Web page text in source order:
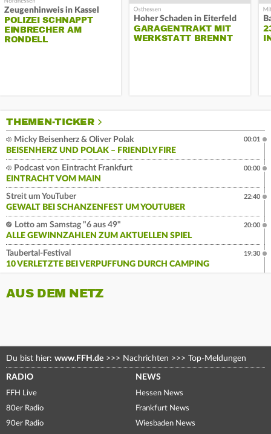
Zeugenhinweis in Kassel
POLIZEI SCHNAPPT
EINBRECHER AM
RONDELL
Hoher Schaden in Eiterfeld
GARAGENTRAKT MIT
WERKSTATT BRENNT
THEMEN-TICKER
Micky Beisenherz & Oliver Polak
BEISENHERZ UND POLAK – FRIENDLY FIRE
00:01
Podcast von Eintracht Frankfurt
EINTRACHT VOM MAIN
00:00
Streit um YouTuber
GEWALT BEI SCHANZENFEST UM YOUTUBER
22:40
Lotto am Samstag "6 aus 49"
ALLE GEWINNZAHLEN ZUM AKTUELLEN SPIEL
20:00
Taubertal-Festival
10 VERLETZTE BEI VERPUFFUNG DURCH CAMPING
19:30
AUS DEM NETZ
Du bist hier: www.FFH.de >>> Nachrichten >>> Top-Meldungen
RADIO
FFH Live
80er Radio
90er Radio
NEWS
Hessen News
Frankfurt News
Wiesbaden News